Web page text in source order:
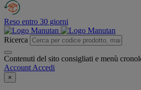
Reso entro 30 giorni
Ricerca
Contenuti del sito consigliati e menù
Account Accedi
×